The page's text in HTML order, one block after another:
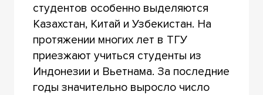
студентов особенно выделяются
Казахстан, Китай и Узбекистан. На
протяжении многих лет в ТГУ
приезжают учиться студенты из
Индонезии и Вьетнама. За последние
годы значительно выросло число